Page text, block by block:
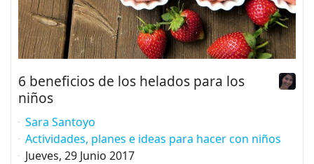
6 beneficios de los helados para los
niños
Sara Santoyo
Actividades, planes e ideas para hacer con niños
Jueves, 29 Junio 2017